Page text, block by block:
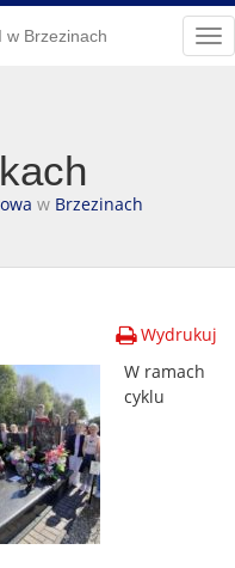
w Brzezinach
w Brzezinach
Wydrukuj
W ramach
cyklu